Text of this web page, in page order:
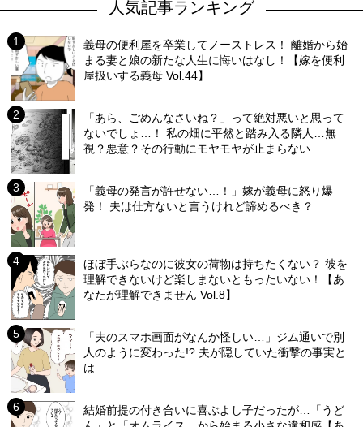
人気記事ランキング
義母の便利屋を卒業してノーストレス！ 離婚から始
まる妻と娘の新たな人生に悔いはなし！【嫁を便利
屋扱いする義母 Vol.44】
「あら、ごめんなさいね？」って絶対悪いと思って
ないでしょ…！ 私の畑に平然と踏み入る隣人…無
視？悪意？その行動にモヤモヤが止まらない
「義母の発言が許せない…！」嫁が義母に怒り爆
発！ 夫は仕方ないと言うけれど諦めるべき？
ほぼ手ぶらなのに彼女の荷物は持ちたくない？ 彼を
理解できないけど楽しまないともったいない！【あ
なたが理解できません Vol.8】
「夫のスマホ画面がなんか怪しい…」ジム通いで別
人のように変わった!? 夫が隠していた衝撃の事実と
は
結婚前提の付き合いに喜ぶよし子だったが…「うど